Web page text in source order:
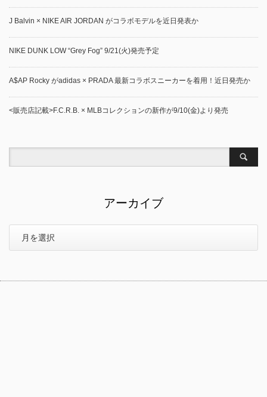
J Balvin × NIKE AIR JORDAN がコラボモデルを近日発表か
NIKE DUNK LOW “Grey Fog” 9/21(火)発売予定
A$AP Rocky がadidas × PRADA 最新コラボスニーカーを着用！近日発売か
<販売店記載>F.C.R.B. × MLBコレクションの新作が9/10(金)より発売
アーカイブ